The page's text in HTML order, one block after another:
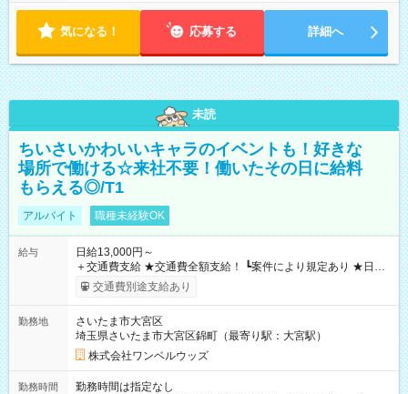
気になる！ 応募する 詳細へ
未読
ちいさいかわいいキャラのイベントも！好きな
場所で働ける☆来社不要！働いたその日に給料
もらえる◎/T1
アルバイト 職種未経験OK
給与
日給13,000円～
＋交通費支給 ★交通費全額支給！ ┗案件により規定あり ★日払
いOK！（規定あり） ┗働いたその日に現金GET♪ お仕事後はコ
ンビニATMから 日払い分を引き落とせます！ 【試用期間】試
交通費別途支給あり
勤務地
さいたま市大宮区
埼玉県さいたま市大宮区錦町（最寄り駅：大宮駅）
株式会社ワンベルウッズ
勤務時間
勤務時間は指定なし